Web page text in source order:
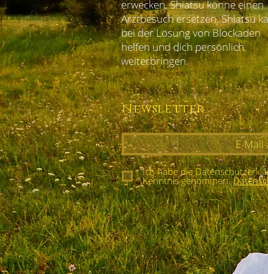
BUNOUT & ERSCHÖPUNG
FRAUENGESUNDHEIT&
BUCHVORSTELLUNGEN
LINK-EMPFEHLUNGEN
erwecken, Shiatsu könne einen
Arztbesuch ersetzen. Shiatsu
bei der Lösung von Blockaden
helfen und dich persönlich
weiterbringen.
Newsletter
Ich habe die
Kenntnis genommen.